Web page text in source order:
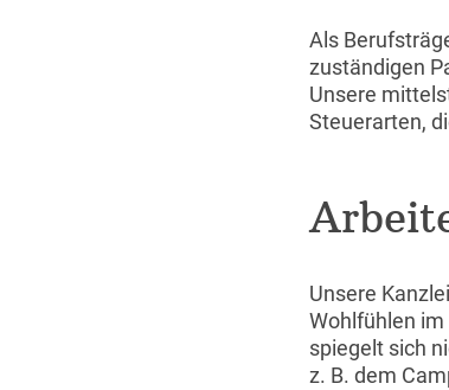
Als
zuständigen
Unsere
Steuerarten,
Unsere
Wohlfühlen
spiegelt sich
z. B. dem